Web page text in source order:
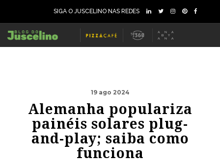
SIGA O JUSCELINO NAS REDES
19 ago 2024
Alemanha populariza
painéis solares plug-
and-play; saiba como
funciona